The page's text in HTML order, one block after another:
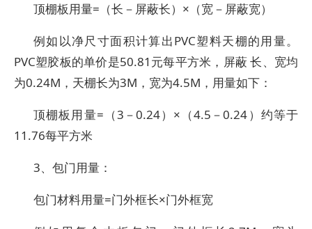
顶棚板用量=（长－屏蔽长）×（宽－屏蔽宽）
例如以净尺寸面积计算出PVC塑料天棚的用量。
PVC塑胶板的单价是50.81元每平方米，屏蔽 长、宽均
为0.24M，天棚长为3M，宽为4.5M，用量如下：
顶棚板用量=（3－0.24）×（4.5－0.24）约等于
11.76每平方米
3、包门用量：
包门材料用量=门外框长×门外框宽